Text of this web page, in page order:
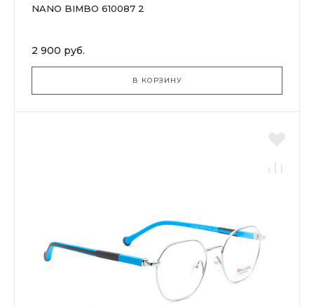
NANO BIMBO 610087 2
2 900 руб.
В КОРЗИНУ